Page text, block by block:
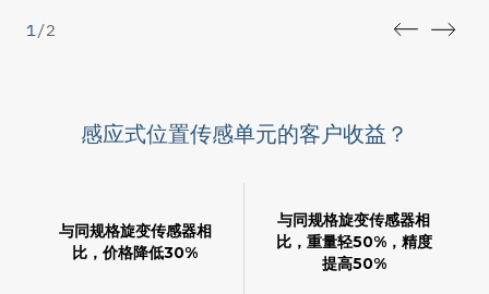
1/2
感应式位置传感单元的客户收益？
与同规格旋变传感器相
比，价格降低30%
与同规格旋变传感器相
比，重量轻50%，精度
提高50%